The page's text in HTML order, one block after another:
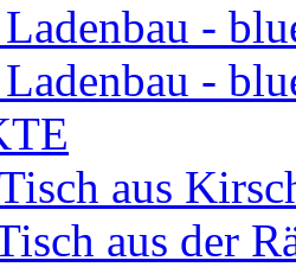
-
-
aus
aus der